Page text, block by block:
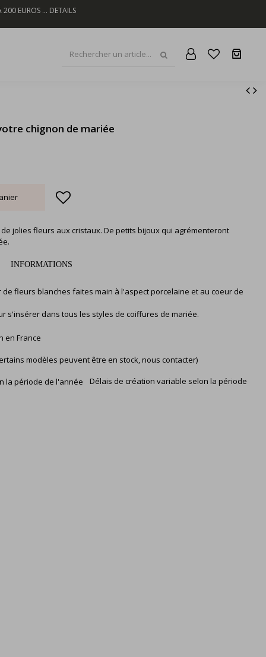
200 EUROS ... DETAILS
chignon de mariée
jolies fleurs aux cristaux. De petits bijoux qui agrémenteront
INFORMATIONS
fleurs blanches faites main à l'aspect porcelaine et au coeur de
s'insérer dans tous les styles de coiffures de mariée.
en France
modèles peuvent être en stock, nous contacter)
Délais de création variable selon la période